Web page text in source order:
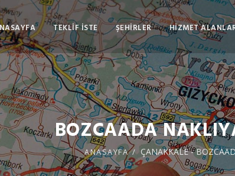
TEKLİF İSTE ŞEHİRLER HİZMET
BOZCAADA
ANASAYFA ÇANAKKALE -